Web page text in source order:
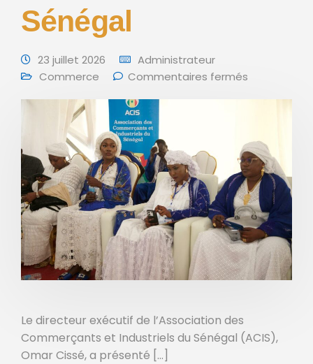
Sénégal
23 juillet 2026
Administrateur
Commerce
Commentaires fermés
Le directeur exécutif de l’Association des
Commerçants et Industriels du Sénégal (ACIS),
Omar Cissé, a présenté […]